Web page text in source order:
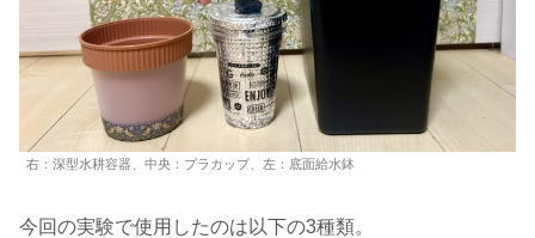
右：深型水耕容器、中央：プラカップ、左：底面給水鉢
今回の実験で使用したのは以下の3種類。